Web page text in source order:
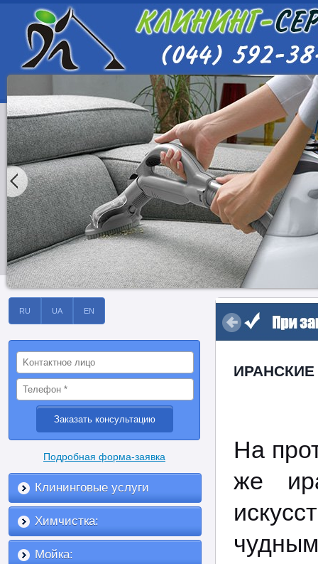
RU UA EN
Подробная форма-заявка
Клининговые услуги
Химчистка:
Мойка:
На
же